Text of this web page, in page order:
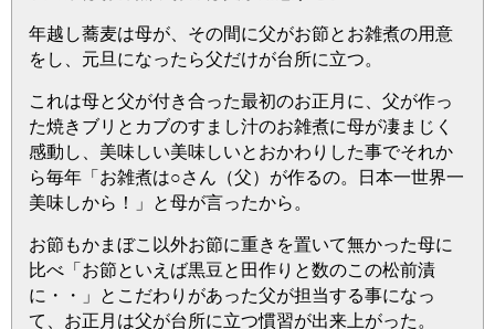
年越し蕎麦は母が、その間に父がお節とお雑煮の用意
をし、元旦になったら父だけが台所に立つ。
これは母と父が付き合った最初のお正月に、父が作っ
た焼きブリとカブのすまし汁のお雑煮に母が凄まじく
感動し、美味しい美味しいとおかわりした事でそれか
ら毎年「お雑煮は○さん（父）が作るの。日本一世界一
美味しから！」と母が言ったから。
お節もかまぼこ以外お節に重きを置いて無かった母に
比べ「お節といえば黒豆と田作りと数のこの松前漬
に・・」とこだわりがあった父が担当する事になっ
て、お正月は父が台所に立つ慣習が出来上がった。